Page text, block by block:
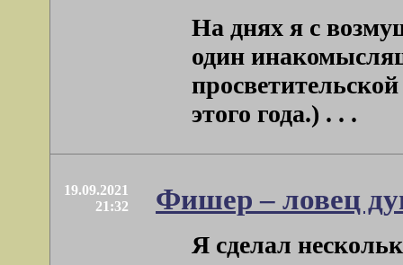
На днях я с
один
этого года.) . . .
19.09.2021
21:32
Фишер – ловец
Я сделал